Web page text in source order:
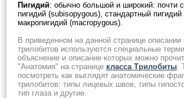
Пигидий: обычно большой и широкий: почти
пигидий (subisopygous), стандартный
макропигидий (macropygous).
В приведенном на данной странице описании
трилобитов используются специальные
объяснение и описание которых можно
"Анатомия" на странице класса Трилобиты.
посмотреть как выглядят анатомические
трилобитов: типы лицевых швов, типы
тип глаза и другие.